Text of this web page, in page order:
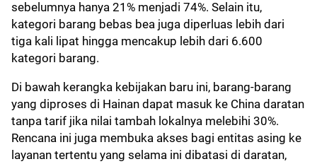
sebelumnya hanya 21% menjadi 74%. Selain itu,
kategori barang bebas bea juga diperluas lebih dari
tiga kali lipat hingga mencakup lebih dari 6.600
kategori barang.
Di bawah kerangka kebijakan baru ini, barang-barang
yang diproses di Hainan dapat masuk ke China daratan
tanpa tarif jika nilai tambah lokalnya melebihi 30%.
Rencana ini juga membuka akses bagi entitas asing ke
layanan tertentu yang selama ini dibatasi di daratan,